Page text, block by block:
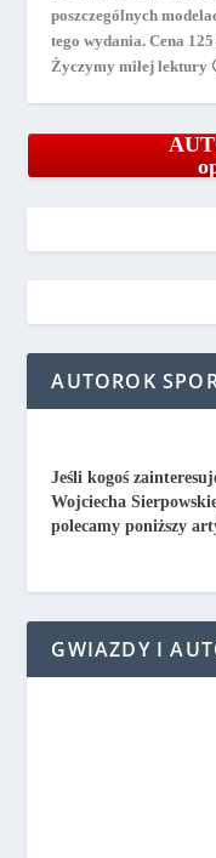
poszczególnych
tego wydania. Cena 125
Życzymy miłej lektury
AUTOROK
Jeśli kogoś
Wojciecha
polecamy poniższy
GWIAZDY I